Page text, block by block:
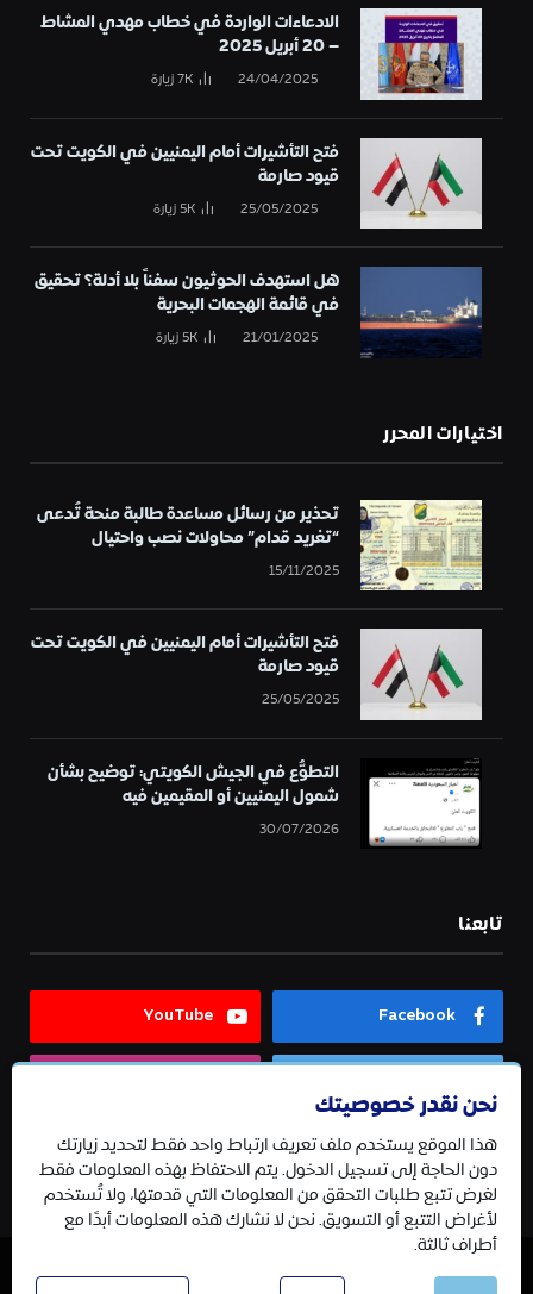
الادعاءات الواردة في خطاب مهدي المشاط
– 20 أبريل 2025
24/04/2025
7Kزيارة
فتح التأشيرات أمام اليمنيين في الكويت تحت
قيود صارمة
25/05/2025
5Kزيارة
هل استهدف الحوثيون سفناً بلا أدلة؟ تحقيق
في قائمة الهجمات البحرية
21/01/2025
5Kزيارة
اختيارات المحرر
تحذير من رسائل مساعدة طالبة منحة تُدعى
“تغريد قدام” محاولات نصب واحتيال
15/11/2025
فتح التأشيرات أمام اليمنيين في الكويت تحت
قيود صارمة
25/05/2025
التطوُّع في الجيش الكويتي: توضيح بشأن
شمول اليمنيين أو المقيمين فيه
30/07/2026
تابعنا
Facebook
YouTube
Telegram
نحن نقدر خصوصيتك
هذا الموقع يستخدم ملف تعريف ارتباط واحد فقط لتحديد زيارتك
دون الحاجة إلى تسجيل الدخول. يتم الاحتفاظ بهذه المعلومات فقط
لغرض تتبع طلبات التحقق من المعلومات التي قدمتها، ولا تُستخدم
لأغراض التتبع أو التسويق. نحن لا نشارك هذه المعلومات أبدًا مع
أطراف ثالثة.